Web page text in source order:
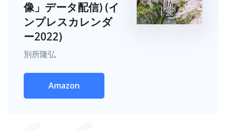
像」データ配信) (イ
ンプレスカレンダ
ー2022)
別所隆弘
Amazon